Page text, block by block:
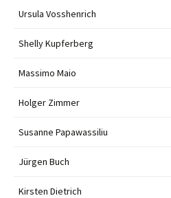
Ursula Vosshenrich
Shelly Kupferberg
Massimo Maio
Holger Zimmer
Susanne Papawassiliu
Jürgen Buch
Kirsten Dietrich